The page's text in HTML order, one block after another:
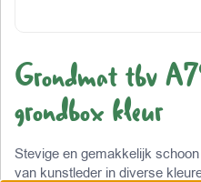
Grondmat tbv
grondbox kleur
Stevige en gemakkelijk
van kunstleder in diverse